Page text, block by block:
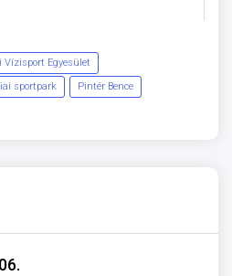
Vízisport Egyesület
sportpark
Pintér Bence